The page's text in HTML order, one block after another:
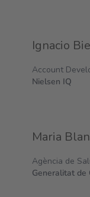
Ignacio
Account
Nielsen IQ
Maria
Agència de
Generalitat de